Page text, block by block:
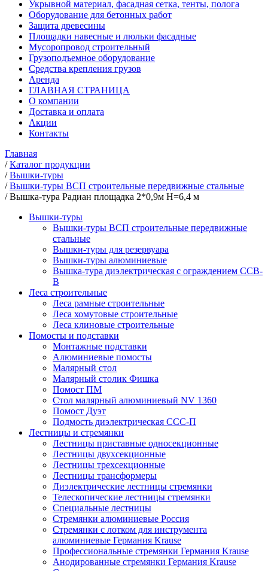
Укрывной материал, фасадная сетка, тенты, полога
Оборудование для бетонных работ
Защита древесины
Площадки навесные и люльки фасадные
Мусоропровод строительный
Грузоподъемное оборудование
Средства крепления грузов
Аренда
ГЛАВНАЯ СТРАНИЦА
О компании
Доставка и оплата
Акции
Контакты
Главная
/Каталог продукции
/Вышки-туры
/Вышки-туры ВСП строительные передвижные стальные
/Вышка-тура Радиан площадка 2*0,9м Н=6,4 м
Вышки-туры
Вышки-туры ВСП строительные передвижные
стальные
Вышки-туры для резервуара
Вышки-туры алюминиевые
Вышка-тура диэлектрическая с ограждением ССВ-
В
Леса строительные
Леса рамные строительные
Леса хомутовые строительные
Леса клиновые строительные
Помосты и подставки
Монтажные подставки
Алюминиевые помосты
Малярный стол
Малярный столик Фишка
Помост ПМ
Стол малярный алюминиевый NV 1360
Помост Дуэт
Подмость диэлектрическая ССС-П
Лестницы и стремянки
Лестницы приставные односекционные
Лестницы двухсекционные
Лестницы трехсекционные
Лестницы трансформеры
Диэлектрические лестницы стремянки
Телескопические лестницы стремянки
Специальные лестницы
Стремянки алюминиевые Россия
Стремянки c лотком для инструмента
алюминиевые Германия Krause
Профессиональные стремянки Германия Krause
Анодированные стремянки Германия Krause